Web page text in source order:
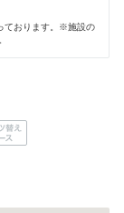
ております。※施設の